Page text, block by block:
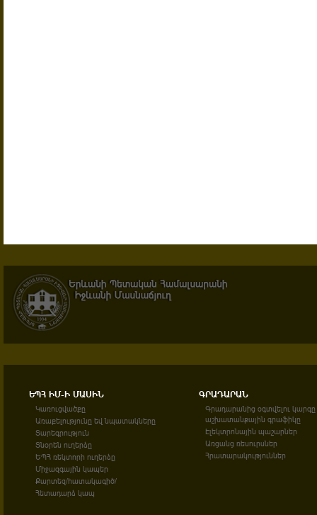
ԵՊՀ ԻՄ-Ի ՄԱՍԻՆ
Կառուցվածքը
Առաքելությունը եվ նպատակները
Տարեգրություն
Տնօրեն ուղերձը
ԵՊՀ ռեկտորի ուղերձը
Միջազգային կապեր
Քարտեզ/հատակագիծ/
Հետադարձ կապ
ԳՐԱԴԱՐԱՆ
Գրադարանից օգտվելու
աշխատանքային գրաֆիկը
Էլեկտրոնային պաշարներ
Առցանց ռեսուրսներ
Հրատարակություններ